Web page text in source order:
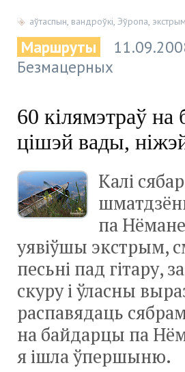
аўтаспын, вандроўкі, Эўропа, экстрым
Маршруты
Безмацерных
60 кілямэтраў
цішэй вады,
Калі
па
уявіўшы экстрым,
песьні пад гітару,
скуру і ўласны
распавядаць
на байдарцы па
я ішла ўпершыню.